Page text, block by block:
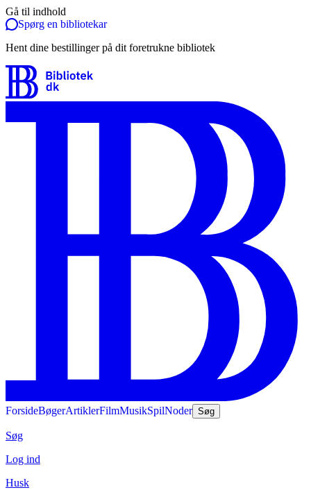
Gå til indhold
Spørg en bibliotekar
Hent dine bestillinger på dit foretrukne bibliotek
ForsideBøgerArtiklerFilmMusikSpilNoder Søg
Søg
Log ind
Husk